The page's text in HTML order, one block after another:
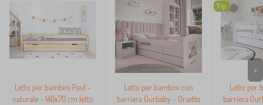
Letto per bambini Paul -
naturale - 140x70 cm letto
Letto per bambini con
barriera Ourbaby - Orsetto
Tip
Letto per
barriera
>